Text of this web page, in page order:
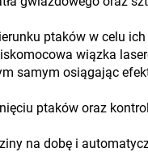
ptaków w celu
wiązka
samym osiągając
ptaków oraz
na dobę i